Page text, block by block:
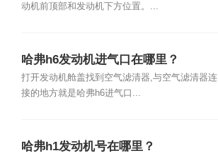
动机前顶部和发动机下方位置。...
哈弗h6发动机进气口在哪里？
打开发动机舱盖找到空气滤清器,与空气滤清器连
接的地方就是哈弗h6进气口...
哈弗h1发动机号在哪里？